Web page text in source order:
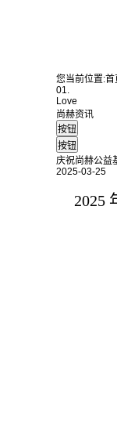
您当前位置:首
01.
Love
尚赫资讯
庆祝尚赫公益
2025-03-25
2025